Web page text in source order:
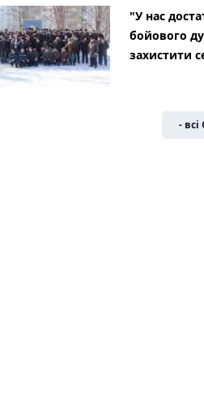
"У нас
бойового
захистити
- всі